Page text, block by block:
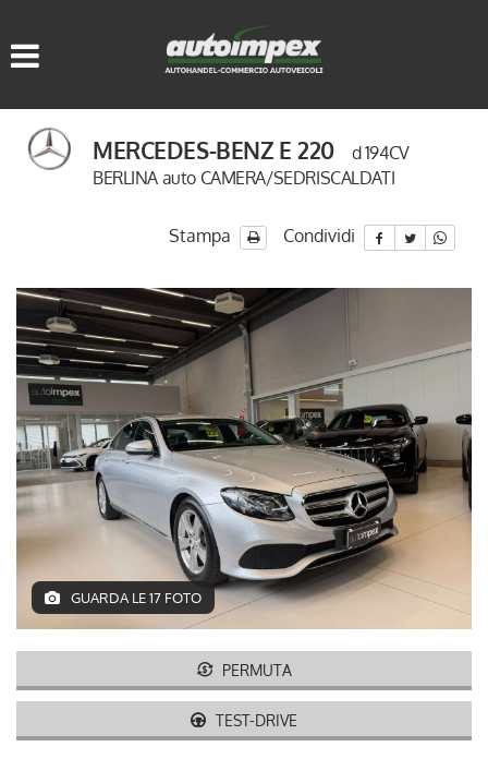
ACQUISTIAMO USATO
CONTATTI
LINGUA:
ITALIANO
DEUTSCH
DEUTSCH
MERCEDES-BENZ E 220
d 194CV
BERLINA auto CAMERA/SEDRISCALDATI
Stampa Condividi
GUARDA LE 17 FOTO
PERMUTA
TEST-DRIVE